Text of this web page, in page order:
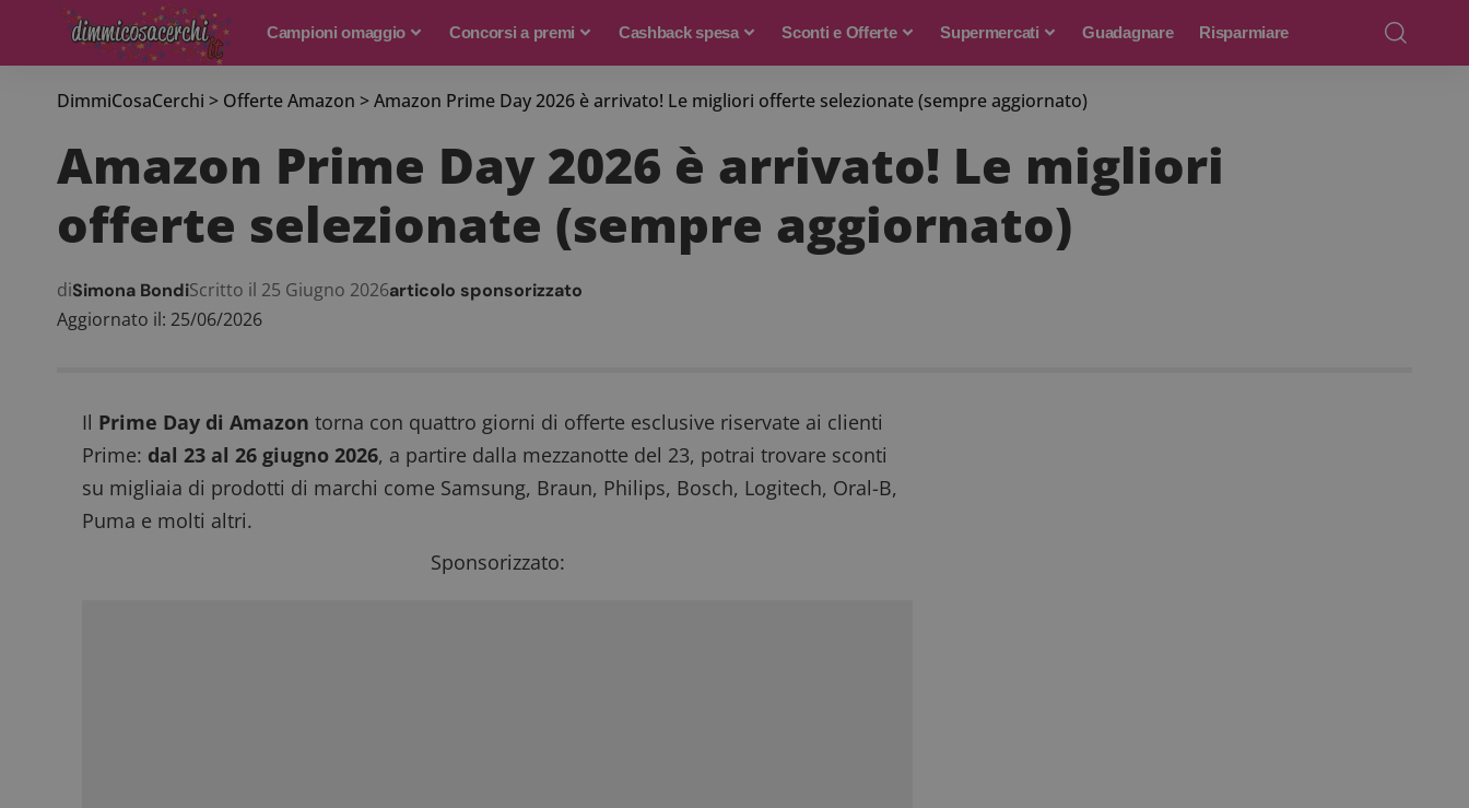
Campioni omaggio Concorsi a premi Cashback spesa Sconti e Offerte Supermercati Guadagnare Risparmiare
DimmiCosaCerchi > Offerte Amazon >Amazon Prime Day 2026 è arrivato! Le migliori offerte selezionate (sempre aggiornato)
Amazon Prime Day 2026 è arrivato! Le migliori
offerte selezionate (sempre aggiornato)
Aggiornato il: 25/06/2026
diSimona BondiScritto il 25 Giugno 2026articolo sponsorizzato
Il Prime Day di Amazon torna con quattro giorni di offerte esclusive riservate ai clienti
Prime: dal 23 al 26 giugno 2026, a partire dalla mezzanotte del 23, potrai trovare sconti
su migliaia di prodotti di marchi come Samsung, Braun, Philips, Bosch, Logitech, Oral-B,
Puma e molti altri.
Sponsorizzato: